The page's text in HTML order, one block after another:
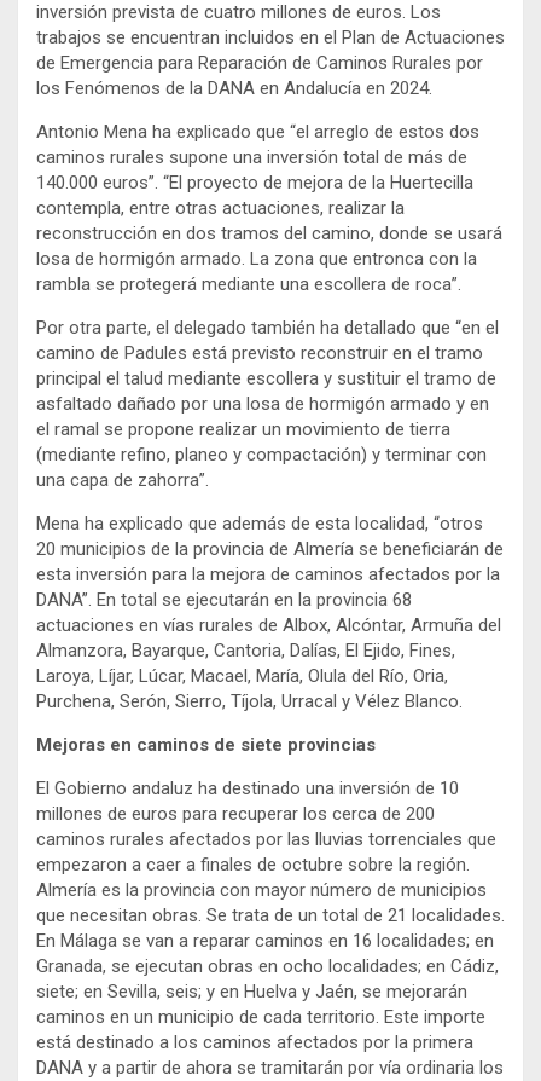
inversión prevista de cuatro millones de euros. Los
trabajos se encuentran incluidos en el Plan de Actuaciones
de Emergencia para Reparación de Caminos Rurales por
los Fenómenos de la DANA en Andalucía en 2024.
Antonio Mena ha explicado que “el arreglo de estos dos
caminos rurales supone una inversión total de más de
140.000 euros”. “El proyecto de mejora de la Huertecilla
contempla, entre otras actuaciones, realizar la
reconstrucción en dos tramos del camino, donde se usará
losa de hormigón armado. La zona que entronca con la
rambla se protegerá mediante una escollera de roca”.
Por otra parte, el delegado también ha detallado que “en el
camino de Padules está previsto reconstruir en el tramo
principal el talud mediante escollera y sustituir el tramo de
asfaltado dañado por una losa de hormigón armado y en
el ramal se propone realizar un movimiento de tierra
(mediante refino, planeo y compactación) y terminar con
una capa de zahorra”.
Mena ha explicado que además de esta localidad, “otros
20 municipios de la provincia de Almería se beneficiarán de
esta inversión para la mejora de caminos afectados por la
DANA”. En total se ejecutarán en la provincia 68
actuaciones en vías rurales de Albox, Alcóntar, Armuña del
Almanzora, Bayarque, Cantoria, Dalías, El Ejido, Fines,
Laroya, Líjar, Lúcar, Macael, María, Olula del Río, Oria,
Purchena, Serón, Sierro, Tíjola, Urracal y Vélez Blanco.
Mejoras en caminos de siete provincias
El Gobierno andaluz ha destinado una inversión de 10
millones de euros para recuperar los cerca de 200
caminos rurales afectados por las lluvias torrenciales que
empezaron a caer a finales de octubre sobre la región.
Almería es la provincia con mayor número de municipios
que necesitan obras. Se trata de un total de 21 localidades.
En Málaga se van a reparar caminos en 16 localidades; en
Granada, se ejecutan obras en ocho localidades; en Cádiz,
siete; en Sevilla, seis; y en Huelva y Jaén, se mejorarán
caminos en un municipio de cada territorio. Este importe
está destinado a los caminos afectados por la primera
DANA y a partir de ahora se tramitarán por vía ordinaria los